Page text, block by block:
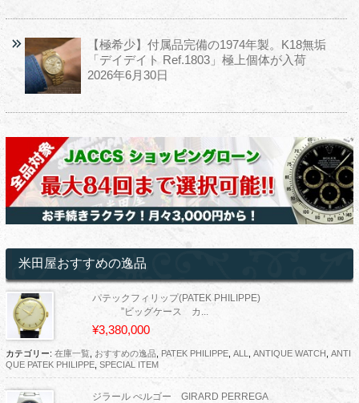
【極希少】付属品完備の1974年製。K18無垢
「デイデイト Ref.1803」極上個体が入荷
2026年6月30日
米田屋おすすめの逸品
パテックフィリップ(PATEK PHILIPPE)
”ビッグケース カ...
¥3,380,000
カテゴリー: 在庫一覧, おすすめの逸品, PATEK PHILIPPE, ALL ANTIQUE WATCH ANTI
QUE PATEK PHILIPPE, SPECIAL ITEM
ジラール ぺルゴー GIRARD PERREGA